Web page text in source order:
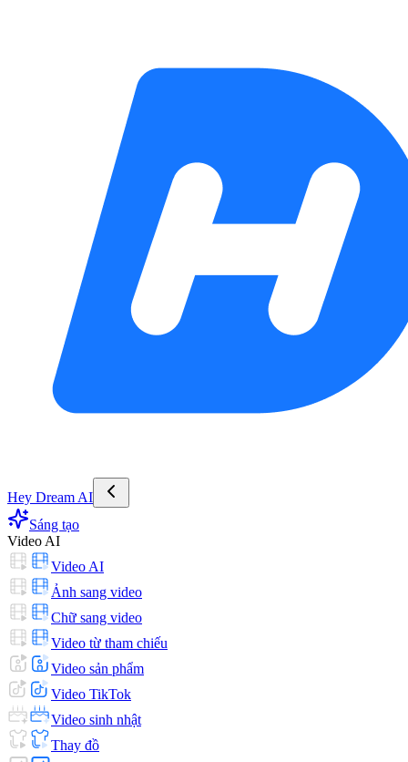
Hey Dream AI
Sáng tạo
Video AI
Video AI
Ảnh sang video
Chữ sang video
Video từ tham chiếu
Video sản phẩm
Video TikTok
Video sinh nhật
Thay đồ